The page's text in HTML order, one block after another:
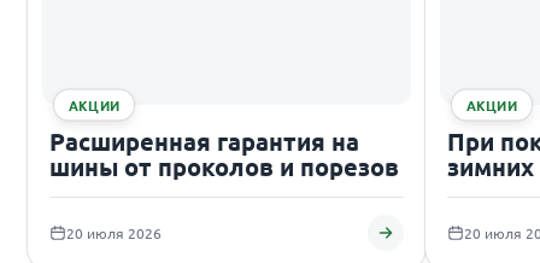
АКЦИИ
Расширенная гарантия на
шины от проколов и порезов
20 июля 2026
АКЦИИ
При
20 июля